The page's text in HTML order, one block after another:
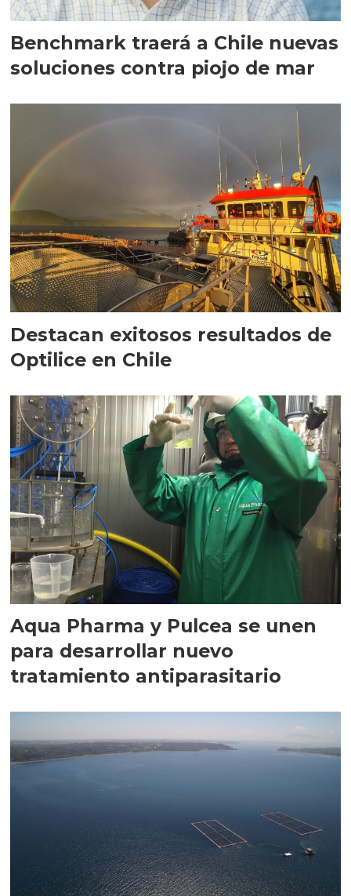
Benchmark traerá a Chile nuevas
soluciones contra piojo de mar
Destacan exitosos resultados de
Optilice en Chile
Aqua Pharma y Pulcea se unen
para desarrollar nuevo
tratamiento antiparasitario